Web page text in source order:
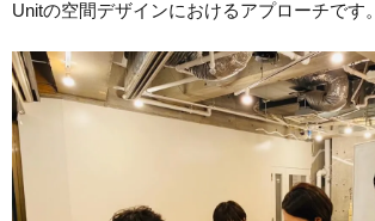
Unitの空間デザインにおけるアプローチです。